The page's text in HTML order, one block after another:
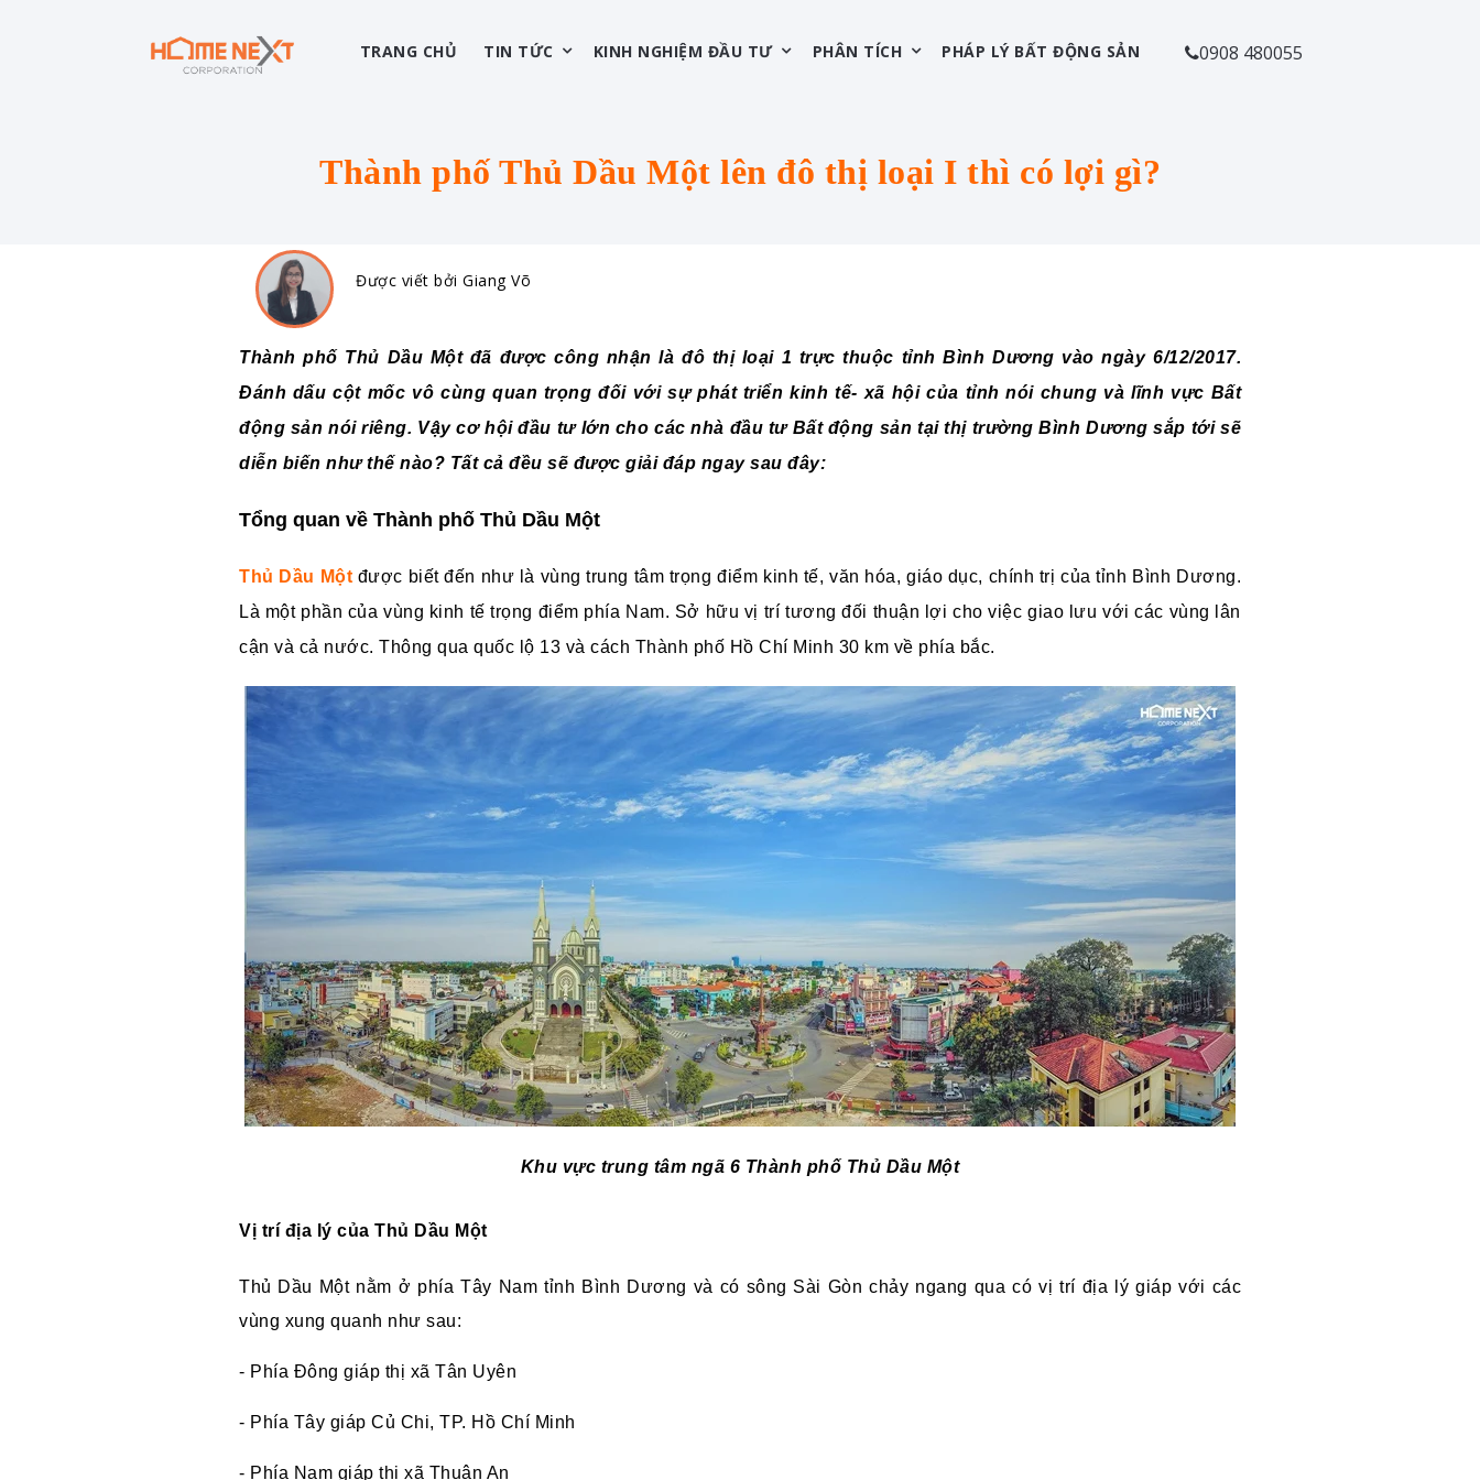
TRANG CHỦ TIN TỨC KINH NGHIỆM ĐẦU TƯ PHÂN TÍCH PHÁP LÝ BẤT ĐỘNG SẢN 0908 480055
Thành phố Thủ Dầu Một lên đô thị loại I thì có lợi gì?
Được viết bởi Giang Võ
Thành phố Thủ Dầu Một đã được công nhận là đô thị loại 1 trực thuộc tỉnh Bình Dương vào ngày 6/12/2017.
Đánh dấu cột mốc vô cùng quan trọng đối với sự phát triển kinh tế- xã hội của tỉnh nói chung và lĩnh vực Bất
động sản nói riêng. Vậy cơ hội đầu tư lớn cho các nhà đầu tư Bất động sản tại thị trường Bình Dương sắp tới sẽ
diễn biến như thế nào? Tất cả đều sẽ được giải đáp ngay sau đây:
Tổng quan về Thành phố Thủ Dầu Một
Thủ Dầu Một được biết đến như là vùng trung tâm trọng điểm kinh tế, văn hóa, giáo dục, chính trị của tỉnh Bình Dương.
Là một phần của vùng kinh tế trọng điểm phía Nam. Sở hữu vị trí tương đối thuận lợi cho việc giao lưu với các vùng lân
cận và cả nước. Thông qua quốc lộ 13 và cách Thành phố Hồ Chí Minh 30 km về phía bắc.
Khu vực trung tâm ngã 6 Thành phố Thủ Dầu Một
Vị trí địa lý của Thủ Dầu Một
Thủ Dầu Một nằm ở phía Tây Nam tỉnh Bình Dương và có sông Sài Gòn chảy ngang qua có vị trí địa lý giáp với các
vùng xung quanh như sau:
- Phía Đông giáp thị xã Tân Uyên
- Phía Tây giáp Củ Chi, TP. Hồ Chí Minh
- Phía Nam giáp thị xã Thuận An